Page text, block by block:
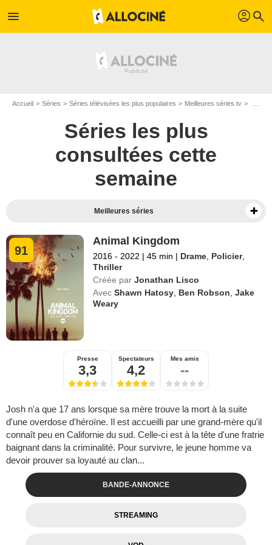
menu profil search
Accueil Séries Séries télévisées les plus populaires Meilleures séries tv
Séries les plus
consultées cette
semaine
Meilleures séries
91
Animal Kingdom
2016 - 2022 | 45 min | Drame Policier,
Thriller
Créée par Jonathan Lisco
Avec Shawn Hatosy Ben Robson ,Jake
Weary
Presse
3,3
Spectateurs
4,2
Mes amis
--
Josh n'a que 17 ans lorsque sa mère trouve la mort à la suite
d'une overdose d'héroïne. Il est accueilli par une grand-mère qu'il
connaît peu en Californie du sud. Celle-ci est à la tête d'une fratrie
baignant dans la criminalité. Pour survivre, le jeune homme va
devoir prouver sa loyauté au clan...
BANDE-ANNONCE
STREAMING